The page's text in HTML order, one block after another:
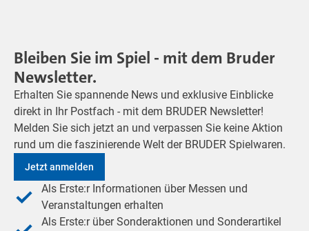
Bleiben Sie im Spiel - mit dem Bruder
Newsletter.
Erhalten Sie spannende News und exklusive Einblicke
direkt in Ihr Postfach - mit dem BRUDER Newsletter!
Melden Sie sich jetzt an und verpassen Sie keine Aktion
rund um die faszinierende Welt der BRUDER Spielwaren.
Jetzt anmelden
Als Erste:r Informationen über Messen und
Veranstaltungen erhalten
Als Erste:r über Sonderaktionen und Sonderartikel